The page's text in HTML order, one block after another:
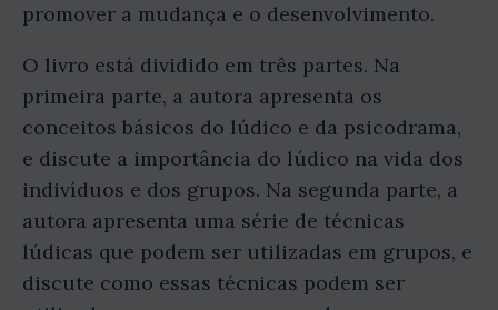
promover a mudança e o desenvolvimento.
O livro está dividido em três partes. Na
primeira parte, a autora apresenta os
conceitos básicos do lúdico e da psicodrama,
e discute a importância do lúdico na vida dos
indivíduos e dos grupos. Na segunda parte, a
autora apresenta uma série de técnicas
lúdicas que podem ser utilizadas em grupos, e
discute como essas técnicas podem ser